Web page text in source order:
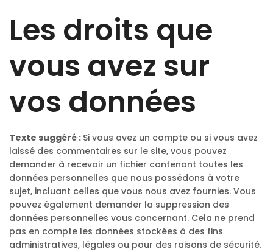
Les droits que
vous avez sur
vos données
Texte suggéré : Si vous avez un compte ou si vous avez
laissé des commentaires sur le site, vous pouvez
demander à recevoir un fichier contenant toutes les
données personnelles que nous possédons à votre
sujet, incluant celles que vous nous avez fournies. Vous
pouvez également demander la suppression des
données personnelles vous concernant. Cela ne prend
pas en compte les données stockées à des fins
administratives, légales ou pour des raisons de sécurité.